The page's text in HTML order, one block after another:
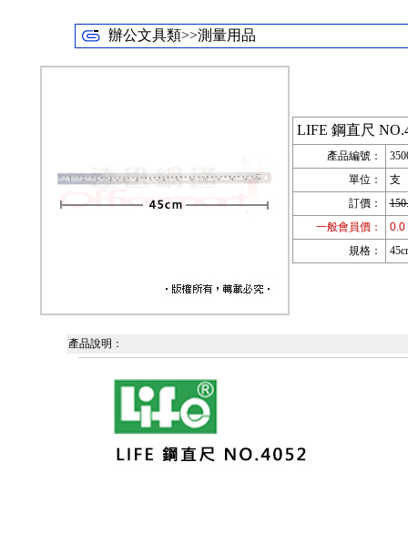
辦公文具類>>測量用品
LIFE 鋼直尺
產品編號：
單位：
支
訂價：
一般會員價：
0.0
規格：
產品說明：